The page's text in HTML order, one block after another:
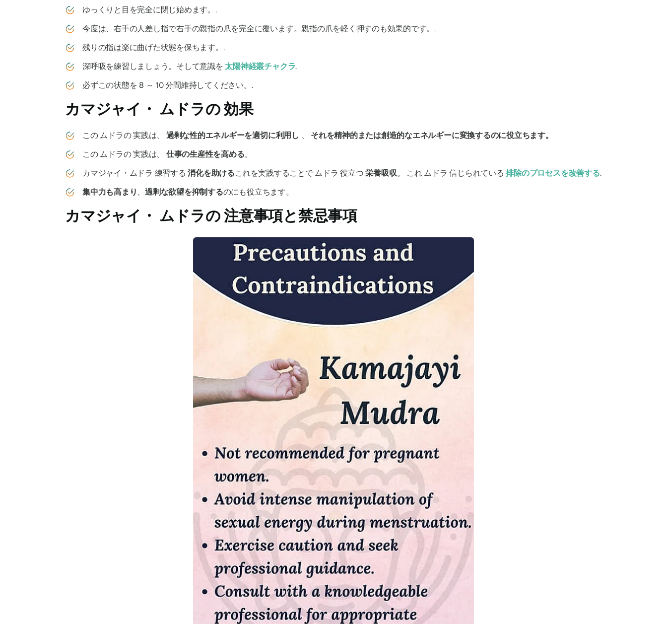
ゆっくりと目を完全に閉じ始めます。.
今度は、右手の人差し指で右手の親指の爪を完全に覆います。親指の爪を軽く押すのも効果的です。.
残りの指は楽に曲げた状態を保ちます。.
深呼吸を練習しましょう。そして意識を 太陽神経叢チャクラ.
必ずこの状態を 8 ～ 10 分間維持してください。.
カマジャイ・ ムドラの効果
この ムドラの実践は、 過剰な性的エネルギーを適切に利用し 、 それを精神的または創造的なエネルギーに変換するのに役立ちます。
この ムドラの実践は、 仕事の生産性を高める。
カマジャイ・ムドラ 練習する消化を助けるこれを実践することで ムドラ 役立つ栄養吸収。 これ ムドラ 信じられている排除のプロセスを改善する.
集中力も高まり 、過剰な欲望を抑制するのにも役立ちます。
カマジャイ・ ムドラの注意事項と禁忌事項